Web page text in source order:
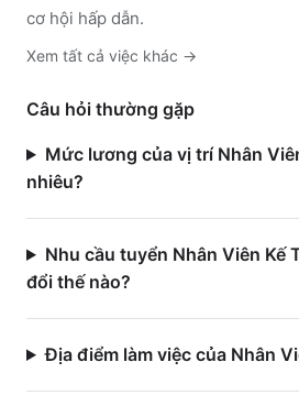
cơ hội hấp dẫn.
Xem tất cả việc khác →
Câu hỏi thường gặp
Mức lương của vị trí Nhân
nhiêu?
Nhu cầu tuyển Nhân Viên Kế
đổi thế nào?
Địa điểm làm việc của Nhân